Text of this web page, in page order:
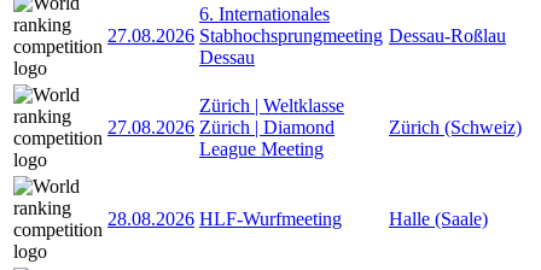
27.08.2026
6. Internationales
Stabhochsprungmeeting
Dessau
Dessau-Roßlau
27.08.2026
Zürich | Weltklasse
Zürich | Diamond
League Meeting
Zürich (Schweiz)
28.08.2026 HLF-Wurfmeeting Halle (Saale)